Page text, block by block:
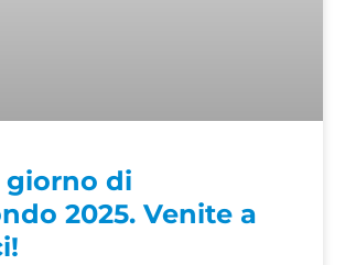
di
2025. Venite a